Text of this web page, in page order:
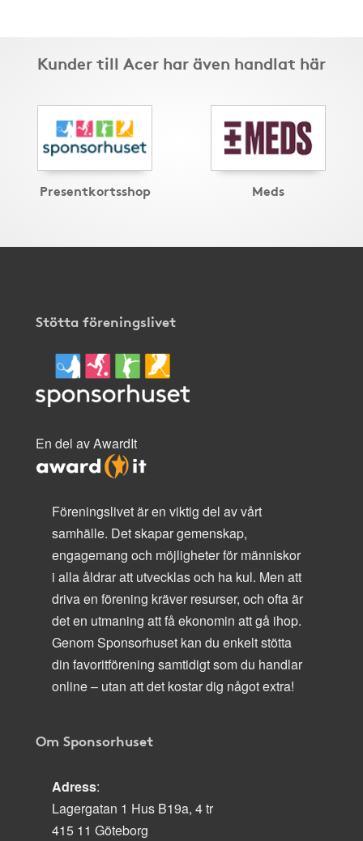
Kunder till Acer har även handlat här
Presentkortsshop Meds
Stötta föreningslivet
En del av AwardIt
Föreningslivet är en viktig del av vårt
samhälle. Det skapar gemenskap,
engagemang och möjligheter för människor
i alla åldrar att utvecklas och ha kul. Men att
driva en förening kräver resurser, och ofta är
det en utmaning att få ekonomin att gå ihop.
Genom Sponsorhuset kan du enkelt stötta
din favoritförening samtidigt som du handlar
online – utan att det kostar dig något extra!
Om Sponsorhuset
Adress:
Lagergatan 1 Hus B19a, 4 tr
415 11 Göteborg